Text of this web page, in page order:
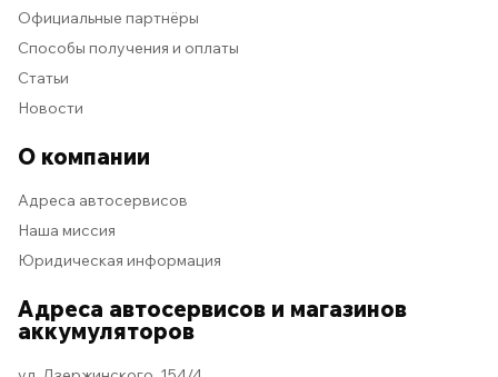
Официальные партнёры
Способы получения и оплаты
Статьи
Новости
О компании
Адреса автосервисов
Наша миссия
Юридическая информация
Адреса автосервисов и магазинов
аккумуляторов